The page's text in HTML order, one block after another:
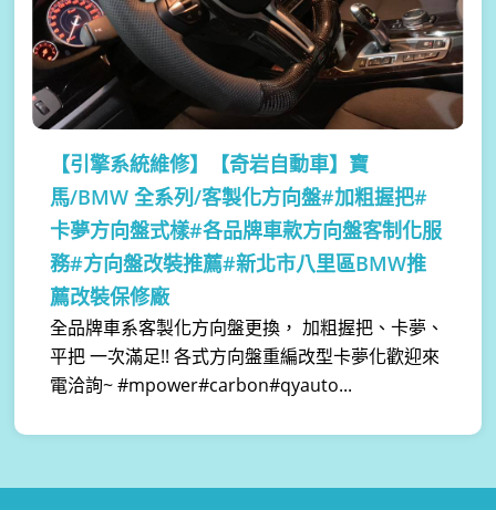
【引擎系統維修】
【奇岩自動車】寶
馬/BMW 全系列/客製化方向盤#加粗握把#
卡夢方向盤式樣#各品牌車款方向盤客制化服
務#方向盤改裝推薦#新北市八里區BMW推
薦改裝保修廠
全品牌車系客製化方向盤更換， 加粗握把、卡夢、
平把 一次滿足!! 各式方向盤重編改型卡夢化歡迎來
電洽詢~ #mpower#carbon#qyauto...